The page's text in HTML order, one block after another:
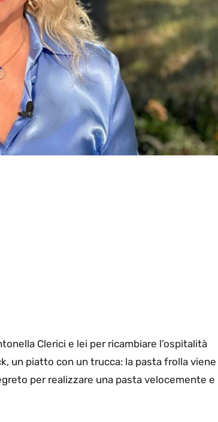
Clerici e lei per ricambiare l’ospitalità
un piatto con un trucca: la pasta frolla viene
per realizzare una pasta velocemente e